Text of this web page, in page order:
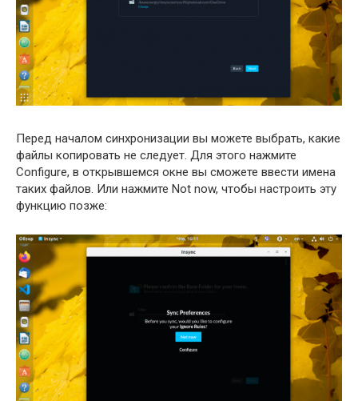
Перед началом синхронизации вы можете выбрать, какие
файлы копировать не следует. Для этого нажмите
Configure, в открывшемся окне вы сможете ввести имена
таких файлов. Или нажмите Not now, чтобы настроить эту
функцию позже: